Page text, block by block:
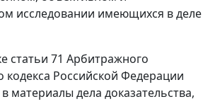
исследовании имеющихся в деле
статьи 71 Арбитражного
кодекса Российской Федерации
материалы дела доказательства,